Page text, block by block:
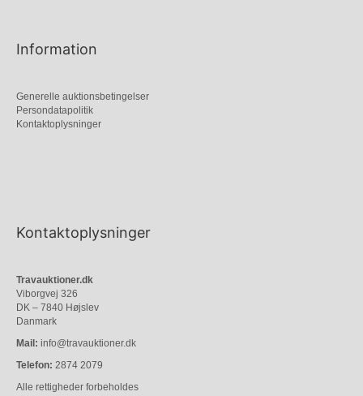
Information
Generelle auktionsbetingelser
Persondatapolitik
Kontaktoplysninger
Kontaktoplysninger
Travauktioner.dk
Viborgvej 326
DK – 7840 Højslev
Danmark
Mail: info@travauktioner.dk
Telefon: 2874 2079
Alle rettigheder forbeholdes